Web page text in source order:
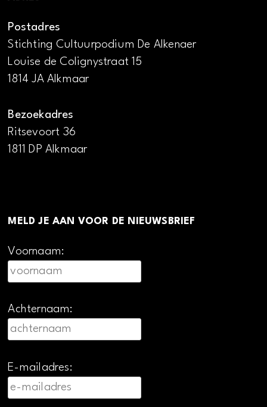
Postadres
Stichting Cultuurpodium De Alkenaer
Louise de Colignystraat 15
1814 JA Alkmaar
Bezoekadres
Ritsevoort 36
1811 DP Alkmaar
MELD JE AAN VOOR DE NIEUWSBRIEF
Voornaam:
Achternaam:
E-mailadres: